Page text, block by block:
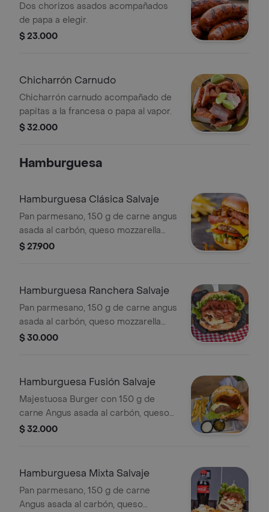
Dos chorizos asados acompañados
de papa a elegir.
$ 23.000
Chicharrón Carnudo
Chicharrón carnudo acompañado de
papitas a la francesa o papa al vapor.
$ 32.000
Hamburguesa
Hamburguesa Clásica Salvaje
Pan parmesano, 150 g de carne angus
asada al carbón, queso mozzarella
fundido, tocineta ahumada, vegetales
$ 27.900
Hamburguesa Ranchera Salvaje
Pan parmesano, 150 g de carne angus
asada al carbón, queso mozzarella
fundido, tocineta ahumada, chorizo
$ 30.000
Hamburguesa Fusión Salvaje
Majestuosa Burger con 150 g de
carne Angus asada al carbón, queso
mozzarella fundido, Aros de cebolla,
la francesa y salsas de la casa.
$ 32.000
Hamburguesa Mixta Salvaje
Pan parmesano, 150 g de carne
Angus asada al carbón, queso